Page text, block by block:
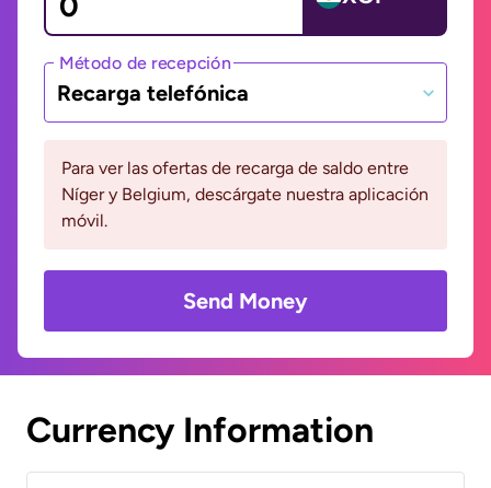
Método de recepción
Recarga telefónica
Para ver las ofertas de recarga de saldo entre
Níger y Belgium, descárgate nuestra aplicación
móvil.
Send Money
Currency Information